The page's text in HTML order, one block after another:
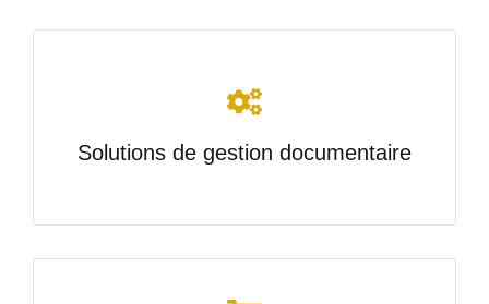
Solutions de gestion documentaire